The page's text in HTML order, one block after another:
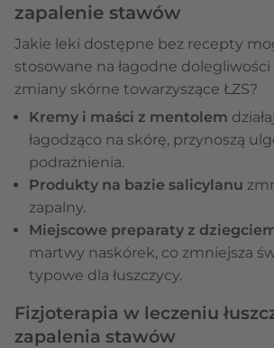
zapalenie stawów
Jakie leki dostępne bez recepty
stosowane na łagodne
zmiany skórne towarzyszące ŁZS?
Kremy i maści z mentolem
łagodząco na skórę, przynoszą
podrażnienia.
Produkty na bazie salicylanu
zapalny.
Miejscowe preparaty z
martwy naskórek, co zmniejsza
typowe dla łuszczycy.
Fizjoterapia w leczeniu
zapalenia stawów